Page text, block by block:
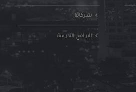
شركائنا
البرامج التدريبية